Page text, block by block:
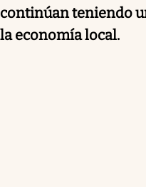
continúan teniendo
la economía local.